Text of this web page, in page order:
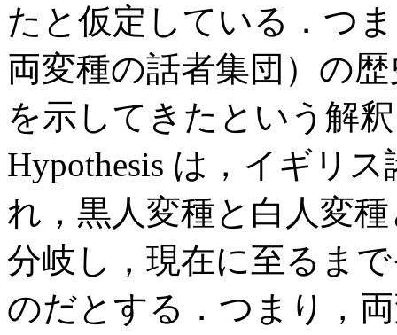
たと仮定している．つ
両変種の話者集団）の歴
を示してきたという解
Hypothesis は，イギリ
れ，黒人変種と白人変
分岐し，現在に至るま
のだとする．つまり，